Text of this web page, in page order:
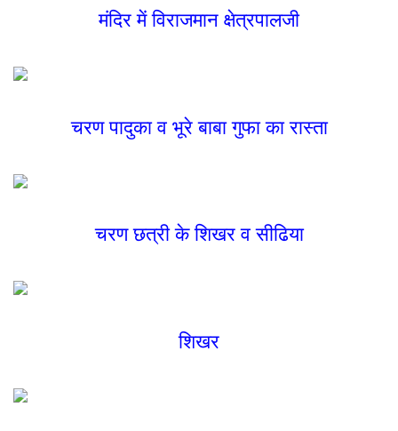
मंदिर में विराजमान क्षेत्रपालजी
चरण पादुका व भूरे बाबा गुफा का रास्ता
चरण छत्री के शिखर व सीढिया
शिखर